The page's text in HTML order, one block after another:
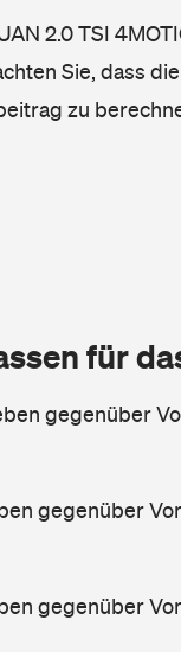
2.0 TSI
Sie, dass
zu
für
gegenüber
gegenüber
gegenüber